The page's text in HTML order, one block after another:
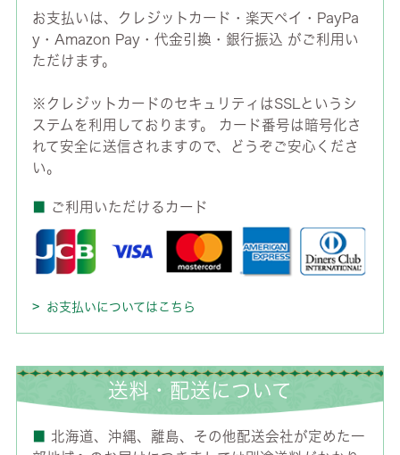
お支払いは、クレジットカード・楽天ペイ・PayPa
y・Amazon Pay・代金引換・銀行振込 がご利用い
ただけます。
※クレジットカードのセキュリティはSSLというシ
ステムを利用しております。 カード番号は暗号化さ
れて安全に送信されますので、どうぞご安心くださ
い。
ご利用いただけるカード
お支払いについてはこちら
送料・配送について
北海道、沖縄、離島、その他配送会社が定めた一